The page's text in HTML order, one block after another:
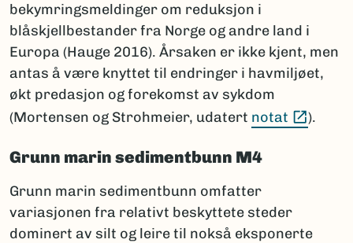
bekymringsmeldinger om reduksjon i
blåskjellbestander fra Norge og andre land i
Europa (Hauge 2016). Årsaken er ikke kjent, men
antas å være knyttet til endringer i havmiljøet,
økt predasjon og forekomst av sykdom
(Mortensen og Strohmeier, udatert notat ).
Grunn marin sedimentbunn M4
Grunn marin sedimentbunn omfatter
variasjonen fra relativt beskyttete steder
dominert av silt og leire til nokså eksponerte